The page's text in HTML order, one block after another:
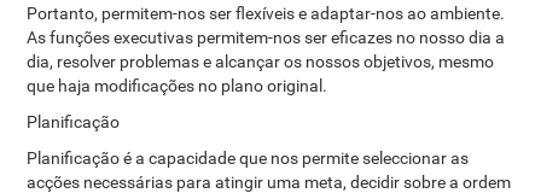
Portanto, permitem-nos ser flexíveis e adaptar-nos ao ambiente.
As funções executivas permitem-nos ser eficazes no nosso dia a
dia, resolver problemas e alcançar os nossos objetivos, mesmo
que haja modificações no plano original.
Planificação
Planificação é a capacidade que nos permite seleccionar as
acções necessárias para atingir uma meta, decidir sobre a ordem